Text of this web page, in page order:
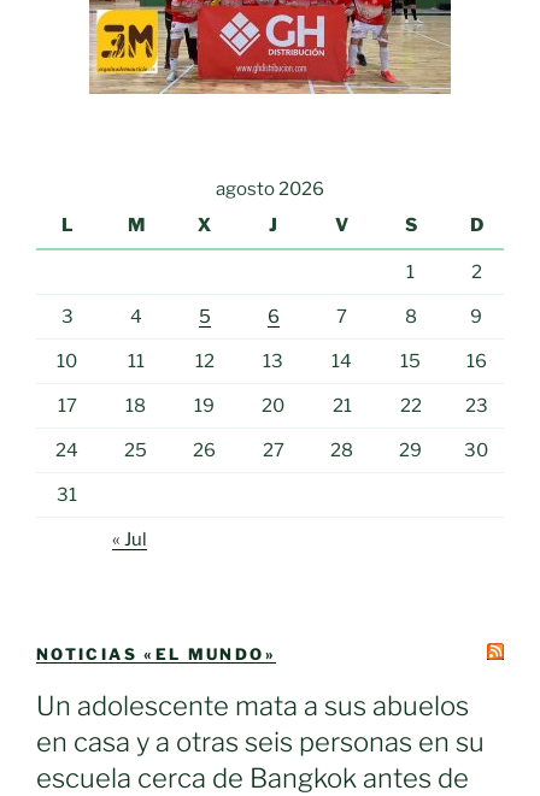
agosto 2026
L
M X J V S D
1 2
3 4 5 6 7 8 9
10 11 12 13 14 15 16
17 18 19 20 21 22 23
24 25 26 27 28 29 30
31
« Jul
NOTICIAS «EL MUNDO»
Un adolescente mata a sus abuelos
en casa y a otras seis personas en su
escuela cerca de Bangkok antes de